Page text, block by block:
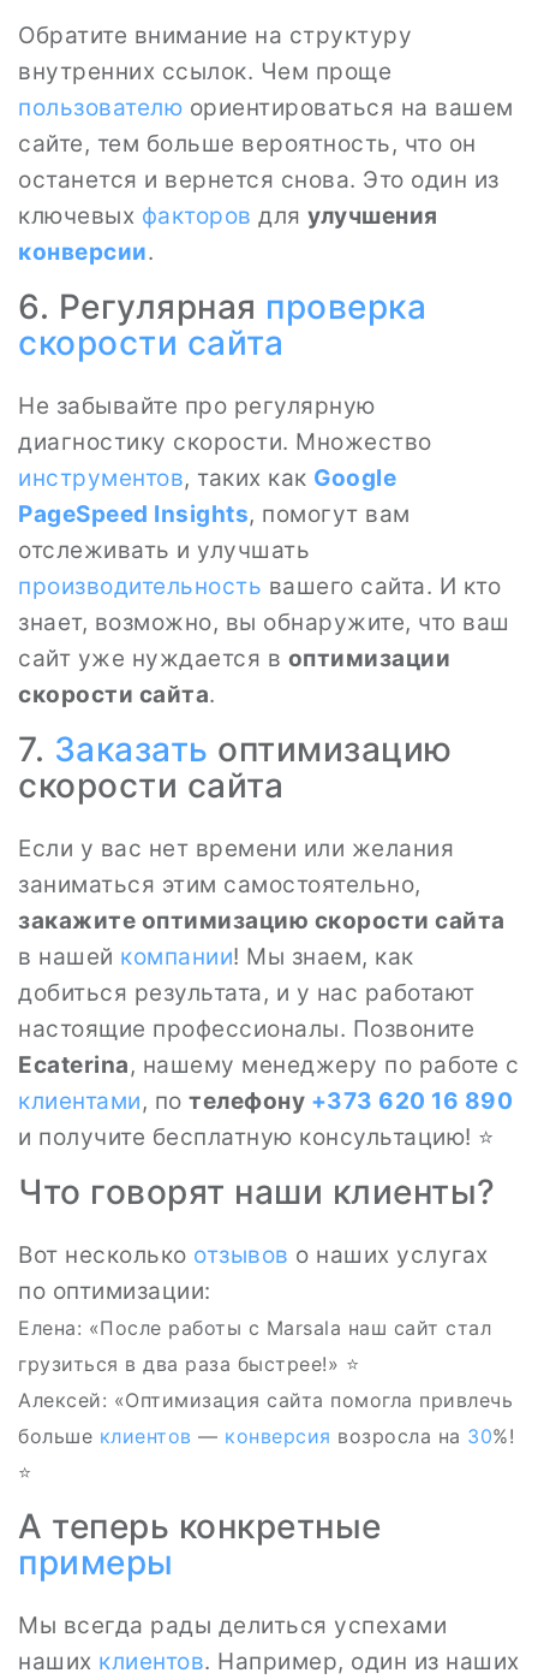
Обратите внимание на структуру
внутренних ссылок. Чем проще
пользователю ориентироваться на вашем
сайте, тем больше вероятность, что он
останется и вернется снова. Это один из
ключевых факторов для улучшения
конверсии.
6. Регулярная проверка
скорости сайта
Не забывайте про регулярную
диагностику скорости. Множество
инструментов, таких как Google
PageSpeed Insights, помогут вам
отслеживать и улучшать
производительность вашего сайта. И кто
знает, возможно, вы обнаружите, что ваш
сайт уже нуждается в оптимизации
скорости сайта.
7. Заказать оптимизацию
скорости сайта
Если у вас нет времени или желания
заниматься этим самостоятельно,
закажите оптимизацию скорости сайта
в нашей компании! Мы знаем, как
добиться результата, и у нас работают
настоящие профессионалы. Позвоните
Ecaterina, нашему менеджеру по работе с
клиентами, по телефону +373 620 16 890
и получите бесплатную консультацию! ⭐
Что говорят наши клиенты?
Вот несколько отзывов о наших услугах
по оптимизации:
Елена: «После работы с Marsala наш сайт стал
грузиться в два раза быстрее!» ⭐
Алексей: «Оптимизация сайта помогла привлечь
больше клиентов — конверсия возросла на 30%!
⭐
А теперь конкретные
примеры
Мы всегда рады делиться успехами
наших клиентов. Например, один из наших